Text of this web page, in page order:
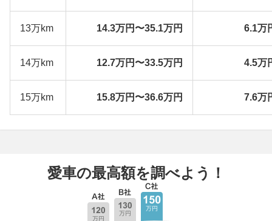
13万km 14.3万円〜35.1万円 6.1万
14万km 12.7万円〜33.5万円 4.5万
15万km 15.8万円〜36.6万円 7.6万
愛車の最高額を調べよう！